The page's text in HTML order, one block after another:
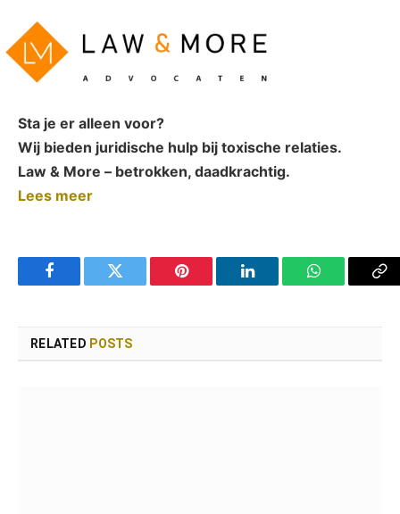
Sta je er alleen voor?
Wij bieden juridische hulp bij toxische relaties.
Law & More – betrokken, daadkrachtig.
Lees meer
Facebook Twitter Pinterest LinkedIn WhatsApp
RELATED POSTS